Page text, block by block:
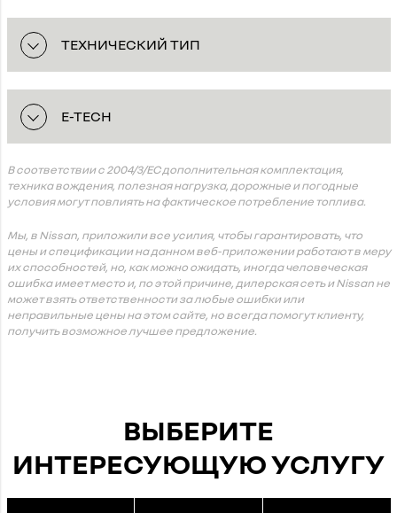
ТЕХНИЧЕСКИЙ ТИП
E-TECH
В соответствии с 2004/3/ЕС дополнительная комплектация,
техника вождения, полезная нагрузка, дорожные и погодные
условия могут повлиять на фактическое потребление топлива.
Мы, в Nissan, приложили все усилия, чтобы гарантировать, что
цены и спецификации на данном веб-приложении работают в меру
их способностей, но, как можно ожидать, иногда человеческая
ошибка имеет место и, по этой причине, дилерская сеть и Nissan не
может взять ответственности за любые ошибки или
неправильные цены на этом сайте, но всегда помогут клиенту,
получить возможное лучшее предложение.
ВЫБЕРИТЕ
ИНТЕРЕСУЮЩУЮ УСЛУГУ